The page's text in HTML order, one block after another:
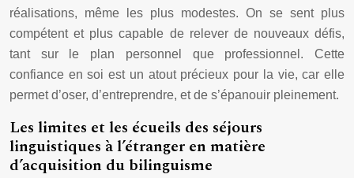
réalisations, même les plus modestes. On se sent plus
compétent et plus capable de relever de nouveaux défis,
tant sur le plan personnel que professionnel. Cette
confiance en soi est un atout précieux pour la vie, car elle
permet d’oser, d’entreprendre, et de s’épanouir pleinement.
Les limites et les écueils des séjours
linguistiques à l’étranger en matière
d’acquisition du bilinguisme